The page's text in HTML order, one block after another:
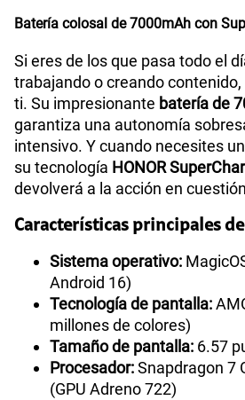
Batería colosal de 7000mAh con
Si eres de los que pasa todo el
trabajando o creando
ti. Su impresionante batería de
garantiza una autonomía
intensivo. Y cuando necesites
su tecnología HONOR
devolverá a la acción en
Características principales
Sistema operativo:
Android 16)
Tecnología de pantalla:
millones de colores)
Tamaño de pantalla: 6.57
Procesador:Snapdragon 7
(GPU Adreno 722)